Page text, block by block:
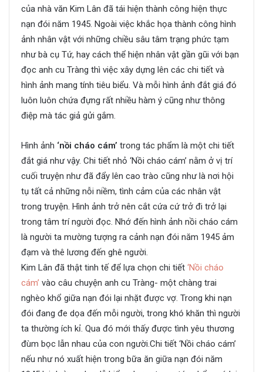
của nhà văn Kim Lân đã tái hiện thành công hiện thực
nạn đói năm 1945. Ngoài việc khắc họa thành công hình
ảnh nhân vật với những chiều sâu tâm trạng phức tạm
như bà cụ Tứ, hay cách thể hiện nhân vật gần gũi với bạn
đọc anh cu Tràng thì việc xây dựng lên các chi tiết và
hình ảnh mang tính tiêu biểu. Và mỗi hình ảnh đắt giá đó
luôn luôn chứa đựng rất nhiều hàm ý cũng như thông
điệp mà tác giả gửi gắm.
Hình ảnh ‘nồi cháo cám’ trong tác phẩm là một chi tiết
đắt giá như vậy. Chi tiết nhỏ ‘Nồi cháo cám’ nằm ở vị trí
cuối truyện như đã đẩy lên cao trào cũng như là nơi hội
tụ tất cả những nỗi niềm, tình cảm của các nhân vật
trong truyện. Hình ảnh trở nên cắt cứa cứ trở đi trở lại
trong tâm trí người đọc. Nhớ đến hình ảnh nồi cháo cám
là người ta mường tượng ra cảnh nạn đói năm 1945 ảm
đạm và thê lương đến ghê người.
Kim Lân đã thật tinh tế để lựa chọn chi tiết ‘Nồi cháo
cám’ vào câu chuyện anh cu Tràng- một chàng trai
nghèo khổ giữa nạn đói lại nhặt được vợ. Trong khi nạn
đói đang đe dọa đến mỗi người, trong khó khăn thì người
ta thường ích kỉ. Qua đó mới thấy được tình yêu thương
đùm bọc lẫn nhau của con người.Chi tiết ‘Nồi cháo cám’
nếu như nó xuất hiện trong bữa ăn giữa nạn đói năm